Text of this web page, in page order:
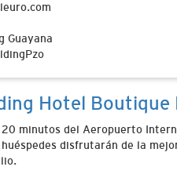
Guayana
Hotel Boutique
20 minutos del Aeropuerto
disfrutarán de la